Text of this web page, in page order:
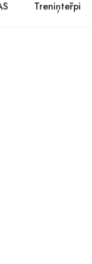
Treniņtērpi